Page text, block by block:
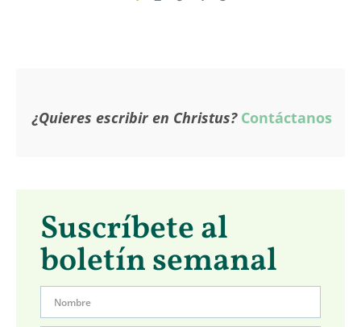
¿Quieres escribir en Christus? Contáctanos
Suscríbete al
boletín semanal